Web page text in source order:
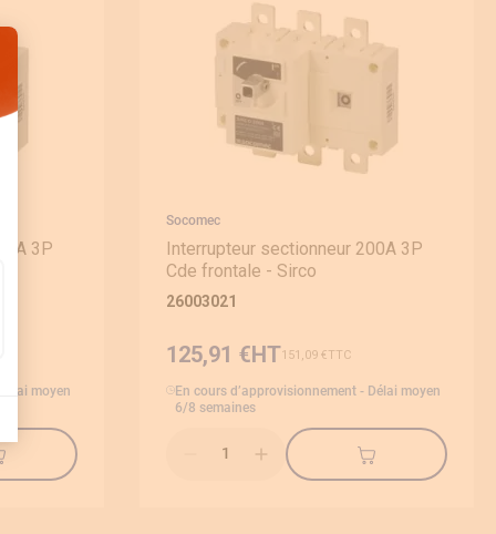
vos Options
3P
moyen
Socomec
Interrupteur sectionneur 200A 3P
Cde frontale - Sirco
26003021
151,09 €
125,91 €
En cours d’approvisionnement - Délai moyen
6/8 semaines